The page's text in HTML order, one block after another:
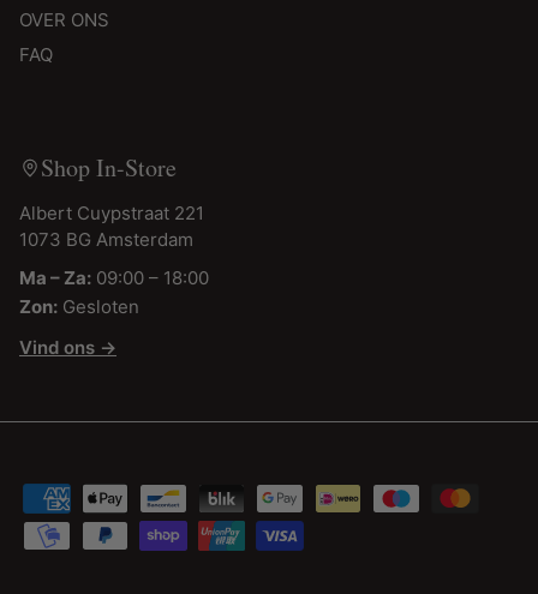
OVER ONS
FAQ
Shop In-Store
Albert Cuypstraat 221
1073 BG Amsterdam
Ma – Za: 09:00 – 18:00
Zon: Gesloten
Vind ons →